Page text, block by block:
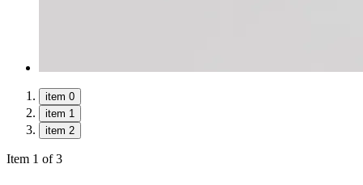
item 0
item 1
item 2
Item 1 of 3